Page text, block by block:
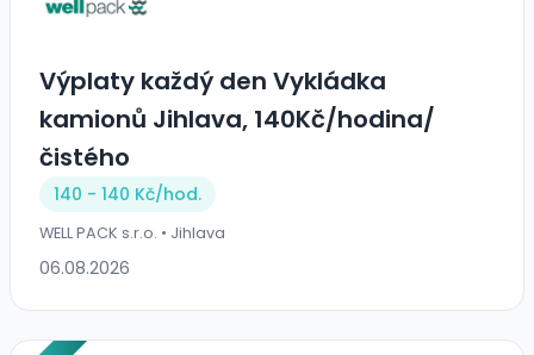
Výplaty každý den Vykládka
kamionů Jihlava, 140Kč/hodina/
čistého
140 - 140 Kč/hod.
WELL PACK s.r.o. • Jihlava
06.08.2026